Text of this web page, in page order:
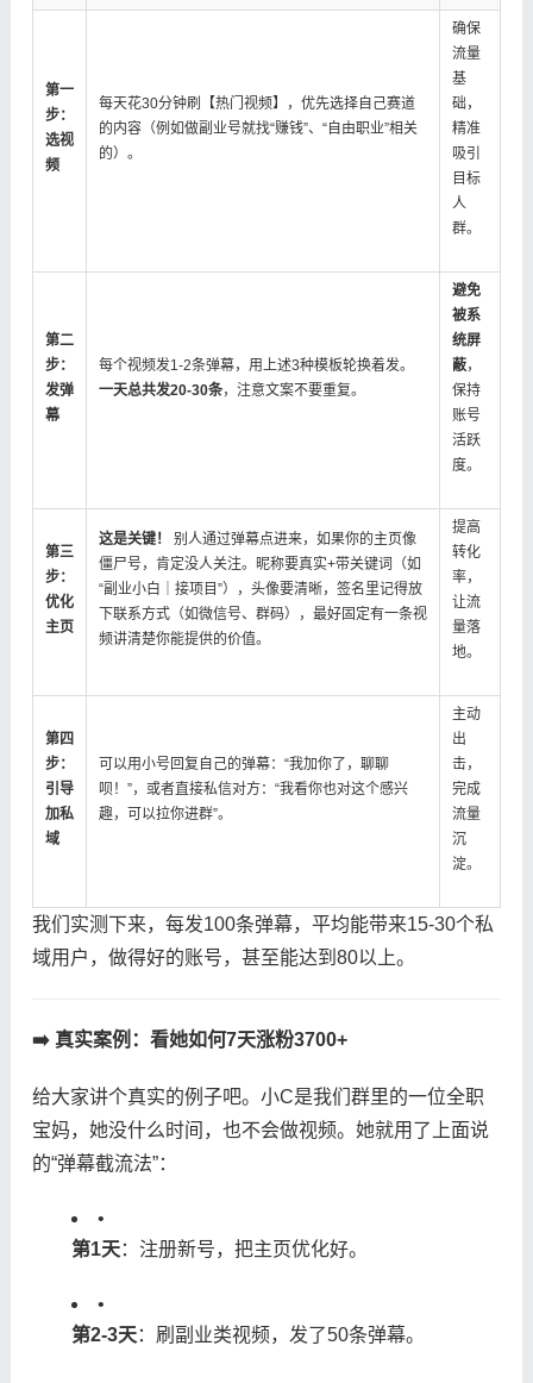
​第一
步：
选视
频​
每天花30分钟刷【热门视频】，优先选择自己赛道
的内容（例如做副业号就找“赚钱”、“自由职业”相关
的）。
确保
流量
基
础，
精准
吸引
目标
人
群。
​第二
步：
发弹
幕​
每个视频发1-2条弹幕，用上述3种模板轮换着发。​
一天总共发20-30条​​，注意文案不要重复。
​避免
被系
统屏
蔽​​，
保持
账号
活跃
度。
​第三
步：
优化
主页​
​这是关键！​
​ 别人通过弹幕点进来，如果你的主页像
僵尸号，肯定没人关注。昵称要真实+带关键词（如
“副业小白｜接项目”），头像要清晰，签名里记得放
下联系方式（如微信号、群码），最好固定有一条视
频讲清楚你能提供的价值。
提高
转化
率，
让流
量落
地。
​第四
步：
引导
加私
域​
可以用小号回复自己的弹幕：“我加你了，聊聊
呗！”，或者直接私信对方：“我看你也对这个感兴
趣，可以拉你进群”。
主动
出
击，
完成
流量
沉
淀。
我们实测下来，每发100条弹幕，平均能带来15-30个私
域用户，做得好的账号，甚至能达到80以上。
​➡️ 真实案例：看她如何7天涨粉3700+​
给大家讲个真实的例子吧。小C是我们群里的一位全职
宝妈，她没什么时间，也不会做视频。她就用了上面说
的“弹幕截流法”：
•
​第1天​​：注册新号，把主页优化好。
•
​第2-3天​​：刷副业类视频，发了50条弹幕。